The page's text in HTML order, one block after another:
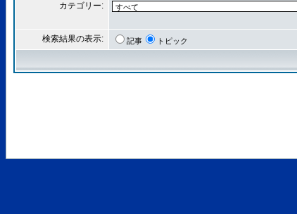
カテゴリー:
検索結果の表示: 記事 トピック